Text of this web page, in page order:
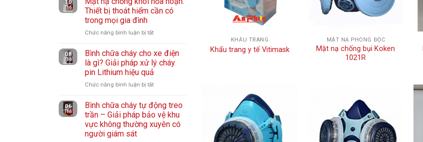
từng
hãng
vệ
hô
cho
người
lao
phòng
và
phin
bảo
vệ
hấp
10
Th6
Thiết bị thoát hiểm cần có
trong mọi gia đình
Chức năng bình luận bị tắt
nạ
chống
Thiết
bị
thoát
08
Th6
Bình chữa cháy cho xe điện
là gì? Giải pháp xử lý cháy
pin Lithium hiệu quả
Chức năng bình luận bị tắt
chữa
cháy
cho
06
Th6
Bình chữa cháy tự động treo
trần – Giải pháp bảo vệ khu
vực không thường xuyên có
người giám sát
KHẨU TRANG
Khẩu trang y tế Vitimask
MẶT NẠ PHÒNG ĐỘC
Mặt nạ chống bụi Koken
1021R